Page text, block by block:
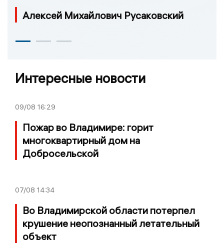
Алексей Михайлович Русаковский
Интересные новости
09/08 16:29
Пожар во Владимире: горит
многоквартирный дом на
Добросельской
07/08 14:34
Во Владимирской области потерпел
крушение неопознанный летательный
объект